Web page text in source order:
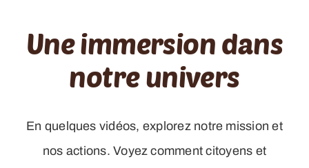
Une immersion dans
notre univers
En quelques vidéos, explorez notre mission et
nos actions. Voyez comment citoyens et